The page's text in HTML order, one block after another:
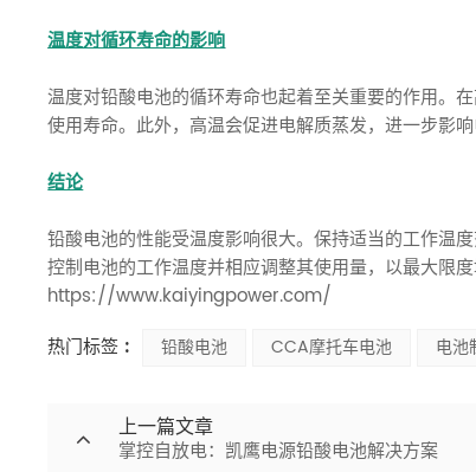
温度对循环寿命的影响
温度对铅酸电池的循环寿命也起着至关重要的作用。
使用寿命。此外，高温会促进电解质蒸发，进一步影
结论
铅酸电池的性能受温度影响很大。保持适当的工作温
控制电池的工作温度并相应调整其使用量，以最大限
https://www.kaiyingpower.com/
热门标签 :
铅酸电池 CCA摩托车电池 电池
上一篇文章
掌控自放电：凯鹰电源铅酸电池解决方案